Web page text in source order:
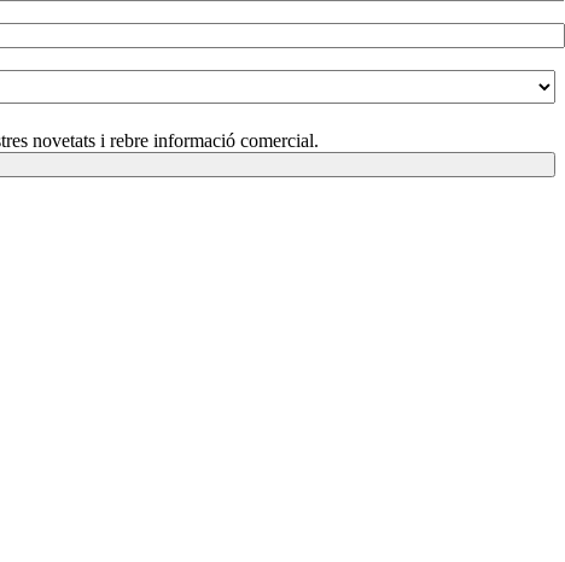
novetats i rebre informació comercial.